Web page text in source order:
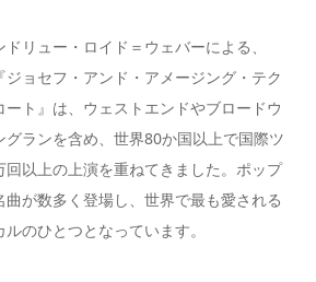
リュー・ロイド＝ウェバーによる、
ョセフ・アンド・アメージング・テク
ト』は、ウェストエンドやブロードウ
グランを含め、世界80か国以上で国際ツ
回以上の上演を重ねてきました。ポップ
が数多く登場し、世界で最も愛される
のひとつとなっています。